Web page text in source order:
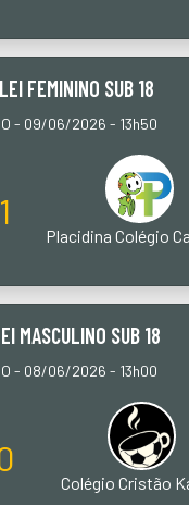
FEMININO SUB 18
- 09/06/2026 - 13h50
Placidina Colégio
MASCULINO SUB 18
- 08/06/2026 - 13h00
Colégio Cristão